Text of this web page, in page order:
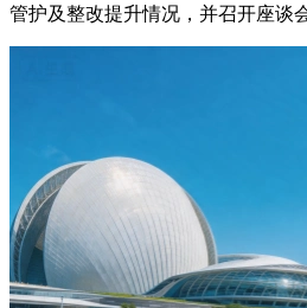
管护及整改提升情况，并召开座谈